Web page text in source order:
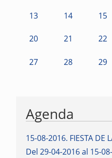
13 14 15
20 21 22
27 28 29
Agenda
15-08-2016. FIESTA DE
Del 29-04-2016 al 15-